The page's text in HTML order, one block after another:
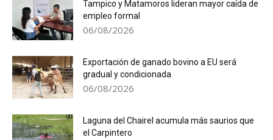
Tampico y Matamoros lideran mayor caída de
empleo formal
06/08/2026
Exportación de ganado bovino a EU será
gradual y condicionada
06/08/2026
Laguna del Chairel acumula más saurios que
el Carpintero